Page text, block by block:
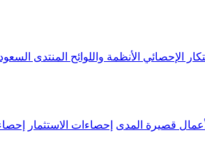
الإحصائي الأنظمة واللوائح المنتدى
قصيرة المدى إحصاءات الاستثمار